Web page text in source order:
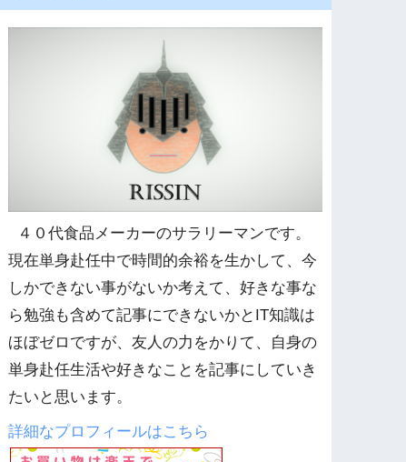
４０代食品メーカーのサラリーマンです。
現在単身赴任中で時間的余裕を生かして、今
しかできない事がないか考えて、好きな事な
ら勉強も含めて記事にできないかとIT知識は
ほぼゼロですが、友人の力をかりて、自身の
単身赴任生活や好きなことを記事にしていき
たいと思います。
詳細なプロフィールはこちら